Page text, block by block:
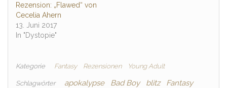
Rezension: „Flawed“ von
Cecelia Ahern
13. Juni 2017
In "Dystopie"
Kategorie Fantasy Rezensionen Young Adult
Schlagwörter apokalypse Bad Boy blitz
Fantasy